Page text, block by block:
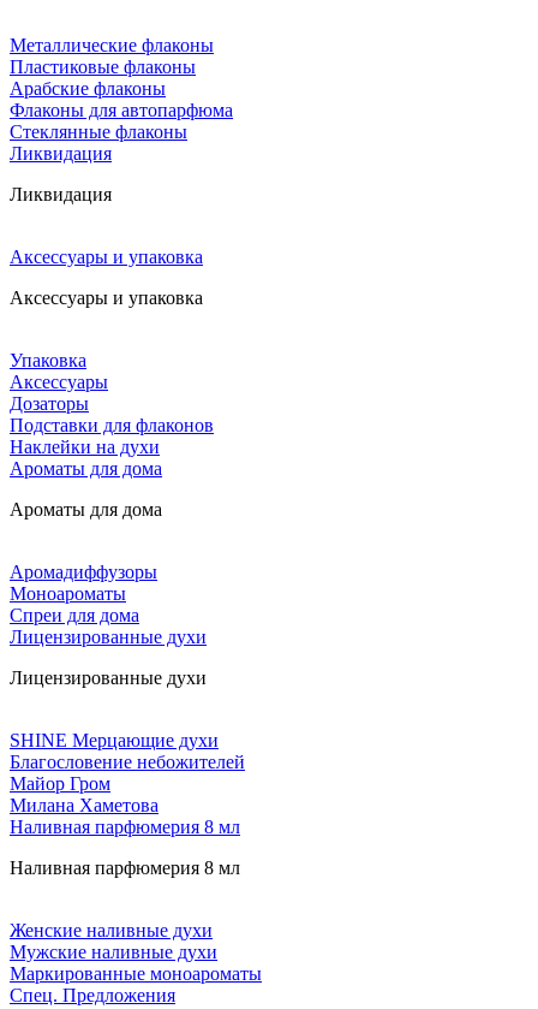
Металлические флаконы
Пластиковые флаконы
Арабские флаконы
Флаконы для автопарфюма
Стеклянные флаконы
Ликвидация
Ликвидация
Аксессуары и упаковка
Аксессуары и упаковка
Упаковка
Аксессуары
Дозаторы
Подставки для флаконов
Наклейки на духи
Ароматы для дома
Ароматы для дома
Аромадиффузоры
Моноароматы
Спреи для дома
Лицензированные духи
Лицензированные духи
SHINE Мерцающие духи
Благословение небожителей
Майор Гром
Милана Хаметова
Наливная парфюмерия 8 мл
Наливная парфюмерия 8 мл
Женские наливные духи
Мужские наливные духи
Маркированные моноароматы
Cпец. Предложения